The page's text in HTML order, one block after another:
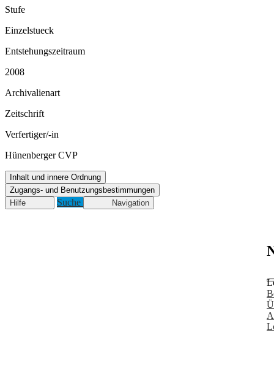
Stufe
Einzelstueck
Entstehungszeitraum
2008
Archivalienart
Zeitschrift
Verfertiger/-in
Hünenberger CVP
Inhalt und innere Ordnung
Zugangs- und Benutzungsbestimmungen
Hilfe
Suche Navigation